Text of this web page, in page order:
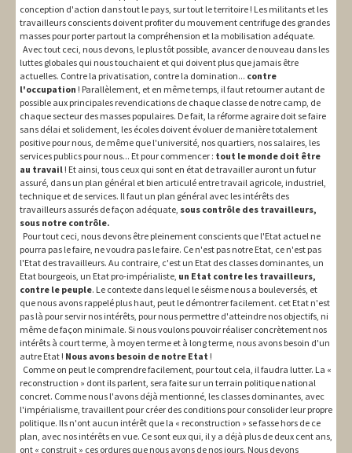
conception d'action dans tout le pays, sur tout le territoire ! Les militants et les
travailleurs conscients doivent profiter du mouvement centrifuge des grandes
masses pour porter partout la compréhension et la mobilisation adéquate.
Avec tout ceci, nous devons, le plus tôt possible, avancer de nouveau dans les
luttes globales qui nous touchaient et qui doivent plus que jamais être
actuelles. Contre la privatisation, contre la domination... contre
l'occupation ! Parallèlement, et en même temps, il faut retourner autant de
possible aux principales revendications de chaque classe de notre camp, de
chaque secteur des masses populaires. De fait, la réforme agraire doit se faire
sans délai et solidement, les écoles doivent évoluer de manière totalement
positive pour nous, de même que l'université, nos quartiers, nos salaires, les
services publics pour nous... Et pour commencer : tout le monde doit être
au travail ! Et ainsi, tous ceux qui sont en état de travailler auront un futur
assuré, dans un plan général et bien articulé entre travail agricole, industriel,
technique et de services. Il faut un plan général avec les intérêts des
travailleurs assurés de façon adéquate, sous contrôle des travailleurs,
sous notre contrôle.
Pour tout ceci, nous devons être pleinement conscients que l'Etat actuel ne
pourra pas le faire, ne voudra pas le faire. Ce n'est pas notre Etat, ce n'est pas
l'Etat des travailleurs. Au contraire, c'est un Etat des classes dominantes, un
Etat bourgeois, un Etat pro-impérialiste, un Etat contre les travailleurs,
contre le peuple. Le contexte dans lequel le séisme nous a bouleversés, et
que nous avons rappelé plus haut, peut le démontrer facilement. cet Etat n'est
pas là pour servir nos intérêts, pour nous permettre d'atteindre nos objectifs, ni
même de façon minimale. Si nous voulons pouvoir réaliser concrètement nos
intérêts à court terme, à moyen terme et à long terme, nous avons besoin d'un
autre Etat ! Nous avons besoin de notre Etat !
Comme on peut le comprendre facilement, pour tout cela, il faudra lutter. La «
reconstruction » dont ils parlent, sera faite sur un terrain politique national
concret. Comme nous l'avons déjà mentionné, les classes dominantes, avec
l'impérialisme, travaillent pour créer des conditions pour consolider leur propre
politique. Ils n'ont aucun intérêt que la « reconstruction » se fasse hors de ce
plan, avec nos intérêts en vue. Ce sont eux qui, il y a déjà plus de deux cent ans,
ont « construit » ces ordures que nous avons de nos jours. Nous devons